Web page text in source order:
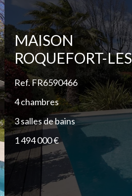
MAISON
ROQUEFORT-
Ref. FR6590466
4 chambres
3 salles de bains
1 494 000 €